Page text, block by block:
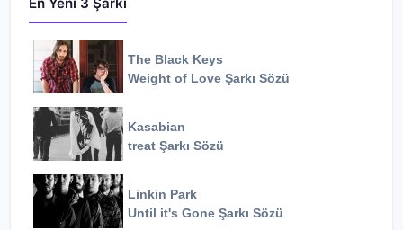
The Black Keys
Weight of Love Şarkı Sözü
Kasabian
treat Şarkı Sözü
Linkin Park
Until it's Gone Şarkı Sözü